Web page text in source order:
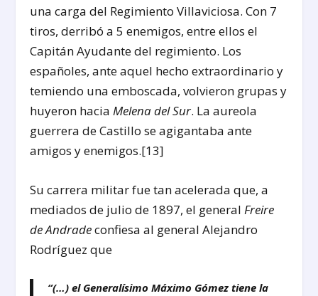
una carga del Regimiento Villaviciosa. Con 7
tiros, derribó a 5 enemigos, entre ellos el
Capitán Ayudante del regimiento. Los
españoles, ante aquel hecho extraordinario y
temiendo una emboscada, volvieron grupas y
huyeron haciaMelena del Sur. La aureola
guerrera de Castillo se agigantaba ante
amigos y enemigos.[13]
Su carrera militar fue tan acelerada que, a
mediados de julio de 1897, el generalFreire
de Andradeconfiesa al general Alejandro
Rodríguez que
“(…) el Generalísimo Máximo Gómez tiene la